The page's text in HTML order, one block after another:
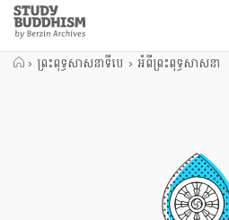
Close
Study
Buddhism
Home
› ព្រះពុទ្ធសាសនាទីបេ › អំពីព្រះពុទ្ធសាសនា